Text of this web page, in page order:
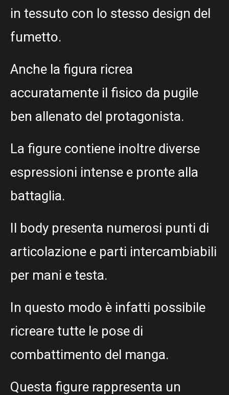
in tessuto con lo stesso design del
fumetto.
Anche la figura ricrea
accuratamente il fisico da pugile
ben allenato del protagonista.
La figure contiene inoltre diverse
espressioni intense e pronte alla
battaglia.
Il body presenta numerosi punti di
articolazione e parti intercambiabili
per mani e testa.
In questo modo è infatti possibile
ricreare tutte le pose di
combattimento del manga.
Questa figure rappresenta un